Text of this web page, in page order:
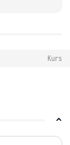
Kurs